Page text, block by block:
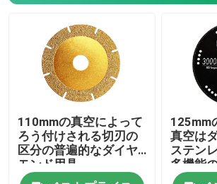
引用を要求しなさい
ダイヤモンドの切断の鋸歯
電気版のダイヤモンドの鋸歯
110mmの真空によって
ろう付けされる切刃の
区分の普遍的なダイヤ
モンド用具
125mm
真空は
ステン
多機能
けした